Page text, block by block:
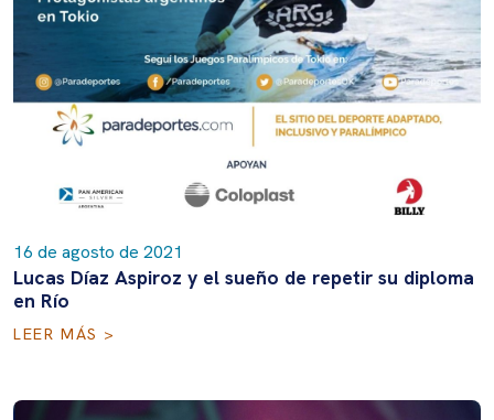
16 de agosto de 2021
Lucas Díaz Aspiroz y el sueño de repetir su diploma
en Río
LEER MÁS >